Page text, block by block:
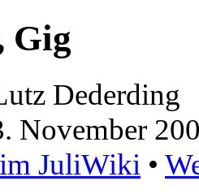
Gig
Dederding
November
JuliWiki •